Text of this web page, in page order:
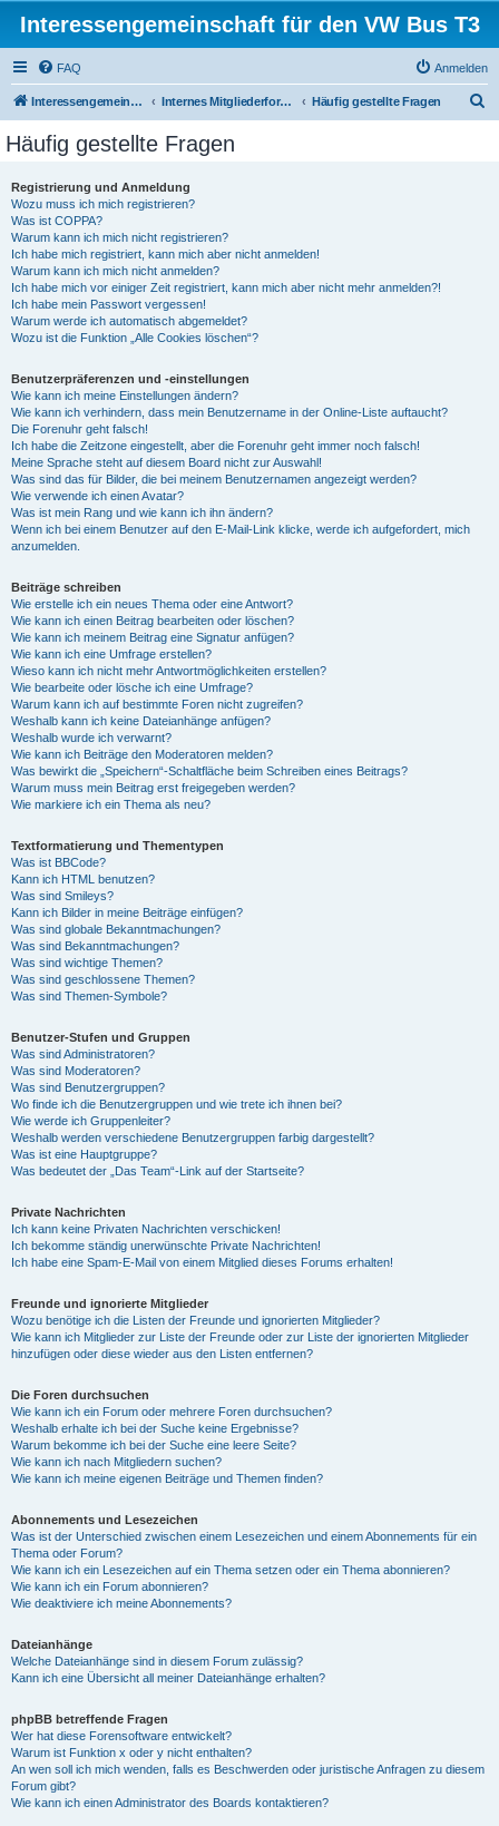
Interessengemeinschaft für den VW Bus T3
FAQ Anmelden
Interessengemeinschaft für den VW Bus T3 Internes Mitgliederforum Häufig gestellte Fragen
Häufig gestellte Fragen
Registrierung und Anmeldung
Wozu muss ich mich registrieren?
Was ist COPPA?
Warum kann ich mich nicht registrieren?
Ich habe mich registriert, kann mich aber nicht anmelden!
Warum kann ich mich nicht anmelden?
Ich habe mich vor einiger Zeit registriert, kann mich aber nicht mehr anmelden?!
Ich habe mein Passwort vergessen!
Warum werde ich automatisch abgemeldet?
Wozu ist die Funktion „Alle Cookies löschen“?
Benutzerpräferenzen und -einstellungen
Wie kann ich meine Einstellungen ändern?
Wie kann ich verhindern, dass mein Benutzername in der Online-Liste auftaucht?
Die Forenuhr geht falsch!
Ich habe die Zeitzone eingestellt, aber die Forenuhr geht immer noch falsch!
Meine Sprache steht auf diesem Board nicht zur Auswahl!
Was sind das für Bilder, die bei meinem Benutzernamen angezeigt werden?
Wie verwende ich einen Avatar?
Was ist mein Rang und wie kann ich ihn ändern?
Wenn ich bei einem Benutzer auf den E-Mail-Link klicke, werde ich aufgefordert, mich
anzumelden.
Beiträge schreiben
Wie erstelle ich ein neues Thema oder eine Antwort?
Wie kann ich einen Beitrag bearbeiten oder löschen?
Wie kann ich meinem Beitrag eine Signatur anfügen?
Wie kann ich eine Umfrage erstellen?
Wieso kann ich nicht mehr Antwortmöglichkeiten erstellen?
Wie bearbeite oder lösche ich eine Umfrage?
Warum kann ich auf bestimmte Foren nicht zugreifen?
Weshalb kann ich keine Dateianhänge anfügen?
Weshalb wurde ich verwarnt?
Wie kann ich Beiträge den Moderatoren melden?
Was bewirkt die „Speichern“-Schaltfläche beim Schreiben eines Beitrags?
Warum muss mein Beitrag erst freigegeben werden?
Wie markiere ich ein Thema als neu?
Textformatierung und Thementypen
Was ist BBCode?
Kann ich HTML benutzen?
Was sind Smileys?
Kann ich Bilder in meine Beiträge einfügen?
Was sind globale Bekanntmachungen?
Was sind Bekanntmachungen?
Was sind wichtige Themen?
Was sind geschlossene Themen?
Was sind Themen-Symbole?
Benutzer-Stufen und Gruppen
Was sind Administratoren?
Was sind Moderatoren?
Was sind Benutzergruppen?
Wo finde ich die Benutzergruppen und wie trete ich ihnen bei?
Wie werde ich Gruppenleiter?
Weshalb werden verschiedene Benutzergruppen farbig dargestellt?
Was ist eine Hauptgruppe?
Was bedeutet der „Das Team“-Link auf der Startseite?
Private Nachrichten
Ich kann keine Privaten Nachrichten verschicken!
Ich bekomme ständig unerwünschte Private Nachrichten!
Ich habe eine Spam-E-Mail von einem Mitglied dieses Forums erhalten!
Freunde und ignorierte Mitglieder
Wozu benötige ich die Listen der Freunde und ignorierten Mitglieder?
Wie kann ich Mitglieder zur Liste der Freunde oder zur Liste der ignorierten Mitglieder
hinzufügen oder diese wieder aus den Listen entfernen?
Die Foren durchsuchen
Wie kann ich ein Forum oder mehrere Foren durchsuchen?
Weshalb erhalte ich bei der Suche keine Ergebnisse?
Warum bekomme ich bei der Suche eine leere Seite?
Wie kann ich nach Mitgliedern suchen?
Wie kann ich meine eigenen Beiträge und Themen finden?
Abonnements und Lesezeichen
Was ist der Unterschied zwischen einem Lesezeichen und einem Abonnements für ein
Thema oder Forum?
Wie kann ich ein Lesezeichen auf ein Thema setzen oder ein Thema abonnieren?
Wie kann ich ein Forum abonnieren?
Wie deaktiviere ich meine Abonnements?
Dateianhänge
Welche Dateianhänge sind in diesem Forum zulässig?
Kann ich eine Übersicht all meiner Dateianhänge erhalten?
phpBB betreffende Fragen
Wer hat diese Forensoftware entwickelt?
Warum ist Funktion x oder y nicht enthalten?
An wen soll ich mich wenden, falls es Beschwerden oder juristische Anfragen zu diesem
Forum gibt?
Wie kann ich einen Administrator des Boards kontaktieren?